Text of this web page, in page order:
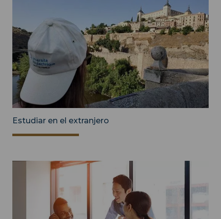
Estudiar en el extranjero